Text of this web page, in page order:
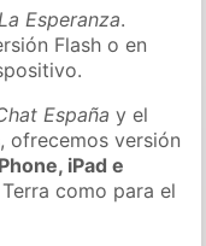
Esperanza.
Flash o en
España y el
ofrecemos versión
iPad e
como para el